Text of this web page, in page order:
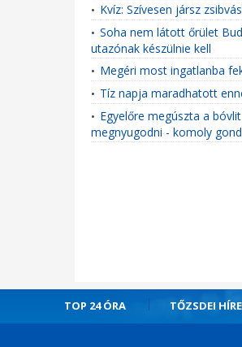
• Kvíz: Szívesen jársz
• Soha nem látott őrület
utazónak készülnie kell
• Megéri most ingatlanba
• Tíz napja maradhatott
• Egyelőre megúszta a
megnyugodni - komoly
TOP 24 ÓRA TŐZSDEI